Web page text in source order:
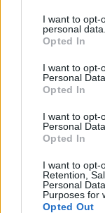
not limited to
grant or deny
use your data for
consent section.
I want to opt-
personal data.
Opted In
I want to opt-
Personal Data.
Opted In
I want to opt-
Personal
Opted In
I want to opt-
Retention,
Personal
Purposes for
Opted Out
Ηλεκτρονικά
χάριτος, από
Ποιες